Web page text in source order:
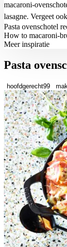
macaroni-
lasagne. Vergeet ook
Pasta ovenschotel
How to macaroni-
Meer inspiratie
Pasta
hoofdgerecht99